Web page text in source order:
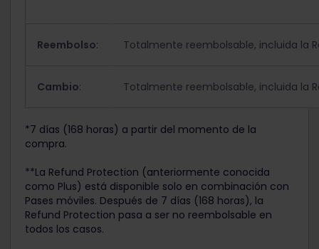
Reembolso: Totalmente reembolsable, incluida la
Cambio: Totalmente reembolsable, incluida la
*7 días (168 horas) a partir del momento de la
compra.
**La Refund Protection (anteriormente conocida
como Plus) está disponible solo en combinación con
Pases móviles. Después de 7 días (168 horas), la
Refund Protection pasa a ser no reembolsable en
todos los casos.